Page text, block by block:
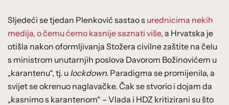
Sljedeći se tjedan Plenković sastao s urednicima nekih
medija, o čemu ćemo kasnije saznati više, a Hrvatska je
otišla nakon oformljivanja Stožera civilne zaštite na čelu
s ministrom unutarnjih poslova Davorom Božinovićem u
„karantenu“, tj. u lockdown. Paradigma se promijenila, a
svijet se okrenuo naglavačke. Čak se stvorio i dojam da
„kasnimo s karantenom“ – Vlada i HDZ kritizirani su što